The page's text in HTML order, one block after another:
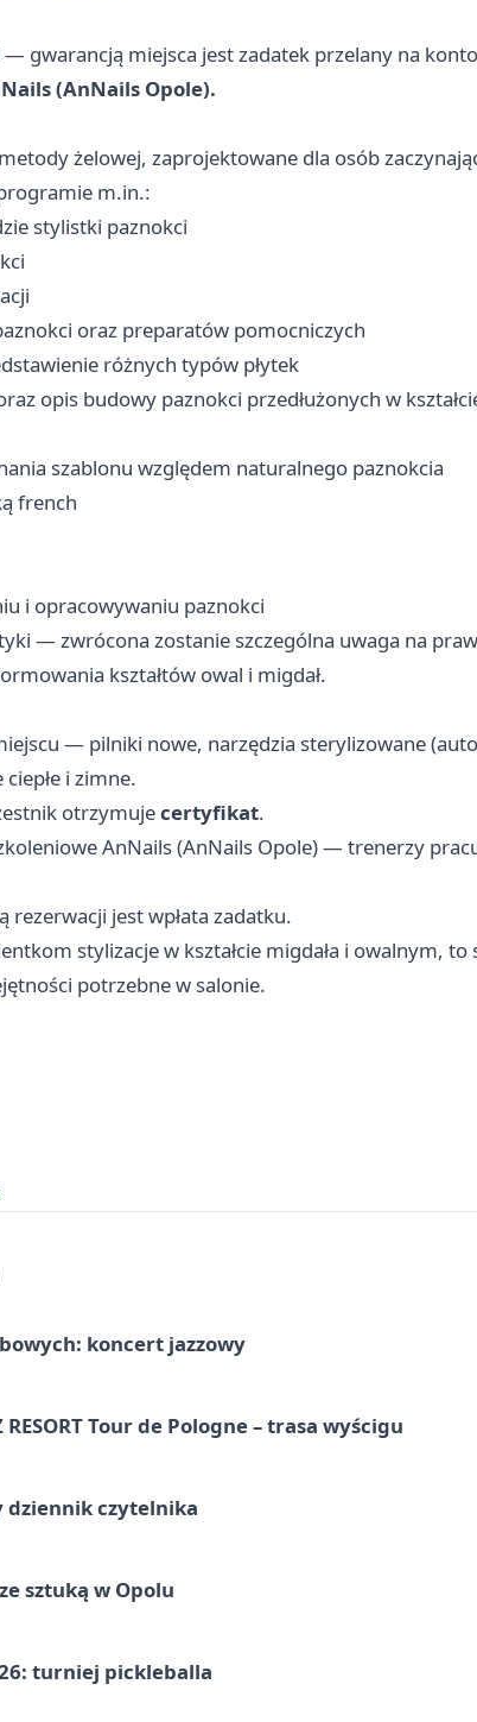
gwarancją miejsca jest zadatek przelany na
(AnNails Opole).
żelowej, zaprojektowane dla osób
m.in.:
stylistki paznokci
oraz preparatów pomocniczych
różnych typów płytek
opis budowy paznokci przedłużonych w
szablonu względem naturalnego paznokcia
french
i opracowywaniu paznokci
— zwrócona zostanie szczególna uwaga na
kształtów owal i migdał.
— pilniki nowe, narzędzia sterylizowane
i zimne.
otrzymujecertyfikat.
AnNails (AnNails Opole) — trenerzy
rezerwacji jest wpłata zadatku.
stylizacje w kształcie migdała i owalnym, to
potrzebne w salonie.
koncert jazzowy
RESORT Tour de Pologne – trasa wyścigu
dziennik czytelnika
sztuką w Opolu
turniej pickleballa